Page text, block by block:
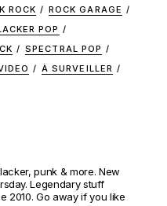
ROCK
ROCK GARAGE
POP
SPECTRAL POP
À SURVEILLER
punk & more. New
Legendary stuff
2010. Go away if you like